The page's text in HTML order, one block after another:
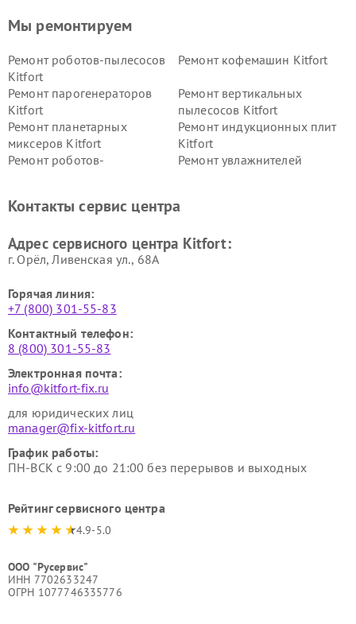
Мы ремонтируем
Ремонт роботов-пылесосов
Kitfort
Ремонт кофемашин Kitfort
Ремонт парогенераторов
Kitfort
Ремонт вертикальных
пылесосов Kitfort
Ремонт планетарных
миксеров Kitfort
Ремонт индукционных плит
Kitfort
Ремонт роботов-
Ремонт увлажнителей
Kitfort
Kitfort
Kitfort
Kitfort
Контакты сервис центра
Адрес сервисного центра Kitfort:
г. Орёл, Ливенская ул., 68А
Горячая линия:
+7 (800) 301-55-83
Контактный телефон:
8 (800) 301-55-83
Электронная почта:
info@kitfort-fix.ru
для юридических лиц
manager@fix-kitfort.ru
График работы:
ПН-ВСК с 9:00 до 21:00 без перерывов и выходных
Рейтинг сервисного центра
4.9-5.0
ООО "Русервис"
ИНН 7702633247
ОГРН 1077746335776